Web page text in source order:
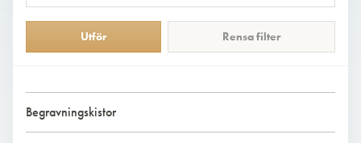
Rensa filter
Begravningskistor